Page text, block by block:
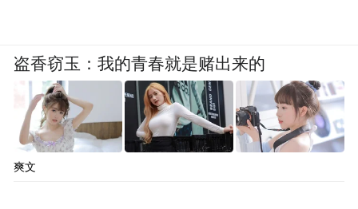
盗香窃玉：我的青春就是赌出来的
爽文